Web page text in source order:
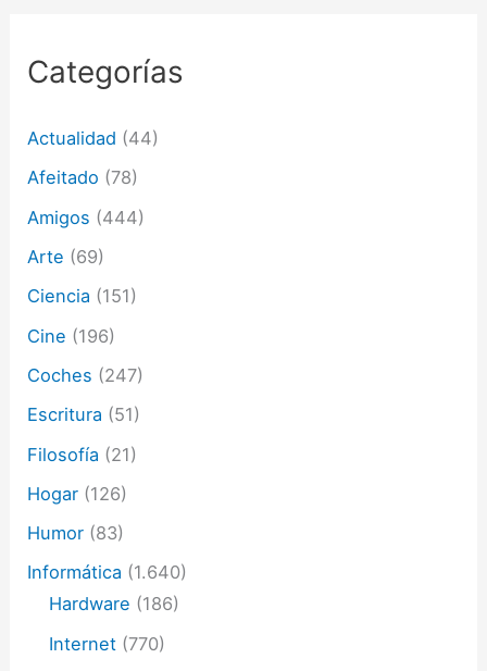
r
r
e
c
r
n
c
o
Categorías
Actualidad (44)
Afeitado (78)
Amigos (444)
Arte (69)
Ciencia (151)
Cine (196)
Coches (247)
Escritura (51)
Filosofía (21)
Hogar (126)
Humor (83)
Informática (1.640)
Hardware (186)
Internet (770)